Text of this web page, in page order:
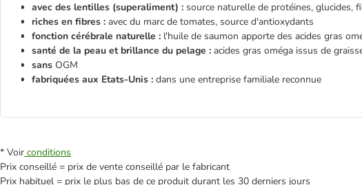
avec des lentilles (superaliment) : source naturelle de protéines, glucides,
riches en fibres : avec du marc de tomates, source d'antioxydants
fonction cérébrale naturelle : l'huile de saumon apporte des acides gras
santé de la peau et brillance du pelage : acides gras oméga issus de
sans OGM
fabriquées aux Etats-Unis : dans une entreprise familiale reconnue
* Voir conditions
Prix conseillé = prix de vente conseillé par le fabricant
Prix habituel = prix le plus bas de ce produit durant les 30 derniers jours